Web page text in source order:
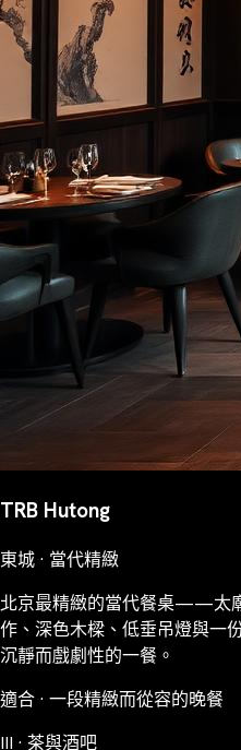
TRB Hutong
東城 · 當代精緻
北京最精緻的當代餐桌——太
作、深色木樑、低垂吊燈與一
沉靜而戲劇性的一餐。
適合 · 一段精緻而從容的晚餐
III · 茶與酒吧